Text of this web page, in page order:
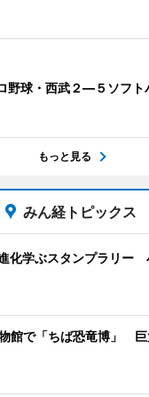
野球・西武２―５ソフト
もっと見る
みん経トピックス
化学ぶスタンプラリー
館で「ちば恐竜博」